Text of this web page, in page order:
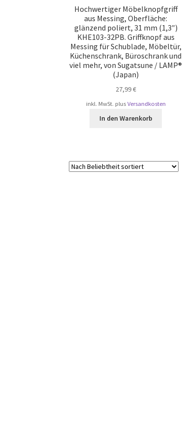
Hochwertiger Möbelknopfgriff
aus Messing, Oberfläche:
glänzend poliert, 31 mm (1,3″)
KHE103-32PB. Griffknopf aus
Messing für Schublade, Möbeltür,
Küchenschrank, Büroschrank und
viel mehr, von Sugatsune / LAMP®
(Japan)
27,99€
inkl. MwSt. plus Versandkosten
In den Warenkorb